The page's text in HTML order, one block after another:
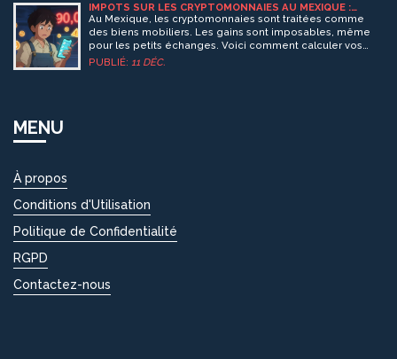
IMPÔTS SUR LES CRYPTOMONNAIES AU MEXIQUE :
REVENUS ET GAINS EN CAPITAL
Au Mexique, les cryptomonnaies sont traitées comme
des biens mobiliers. Les gains sont imposables, même
pour les petits échanges. Voici comment calculer vos
impôts, éviter les pièges et rester conforme en 2025.
PUBLIÉ: 11 DÉC.
MENU
À propos
Conditions d'Utilisation
Politique de Confidentialité
RGPD
Contactez-nous